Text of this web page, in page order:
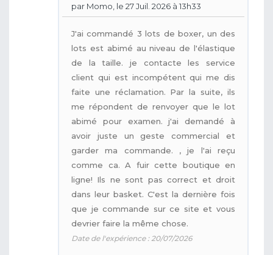
par Momo, le 27 Juil. 2026 à 13h33
J'ai commandé 3 lots de boxer, un des
lots est abimé au niveau de l'élastique
de la taille. je contacte les service
client qui est incompétent qui me dis
faite une réclamation. Par la suite, ils
me répondent de renvoyer que le lot
abimé pour examen. j'ai demandé à
avoir juste un geste commercial et
garder ma commande. , je l'ai reçu
comme ca. A fuir cette boutique en
ligne! Ils ne sont pas correct et droit
dans leur basket. C'est la dernière fois
que je commande sur ce site et vous
devrier faire la même chose.
Date de l'expérience : 20/07/2026